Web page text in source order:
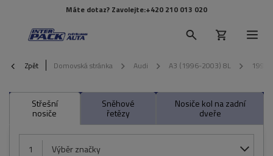
Máte dotaz? Zavolejte:+420 210 013 020
Zpět Domovská stránka Audi A3 (1996-2003) 8L 1999
Střešní
nosiče
Sněhové
řetězy
Nosiče kol na zadní
dveře
1 Výběr značky